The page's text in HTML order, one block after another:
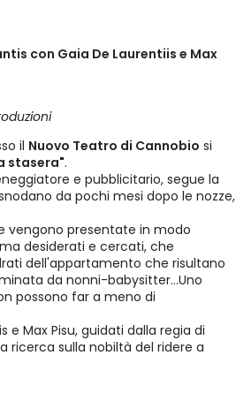
con Gaia De Laurentiis e Max
il Nuovo Teatro di Cannobio si
stasera".
e pubblicitario, segue la
da pochi mesi dopo le nozze,
vengono presentate in modo
desiderati e cercati, che
dell'appartamento che risultano
da nonni-babysitter...Uno
possono far a meno di
e Max Pisu, guidati dalla regia di
ricerca sulla nobiltà del ridere a